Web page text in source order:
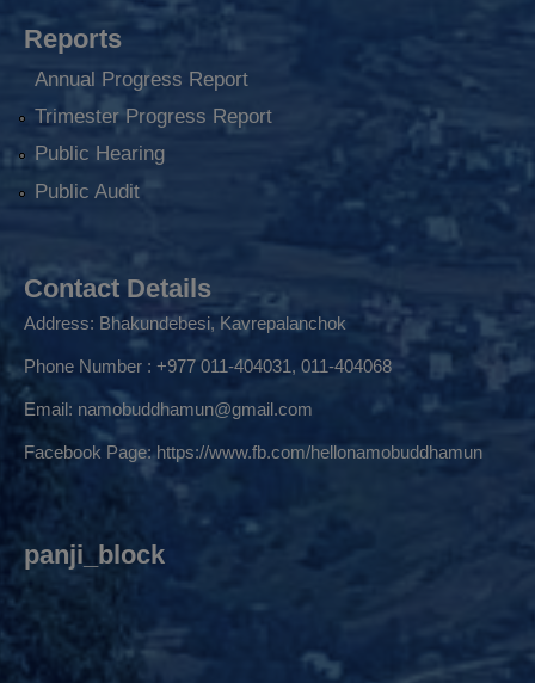
Reports
Annual Progress Report
Trimester Progress Report
Public Hearing
Public Audit
Contact Details
Address: Bhakundebesi, Kavrepalanchok
Phone Number : +977 011-404031, 011-404068
Email: namobuddhamun@gmail.com
Facebook Page:https://www.fb.com/hellonamobuddhamun
panji_block